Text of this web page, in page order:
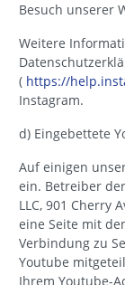
Besuch unserer
Weitere
( https://
Instagram.
d) Eingebettete
Auf einigen
ein. Betreiber
LLC, 901 Cherry
eine Seite mit
Verbindung zu
Youtube
Ihrem Youtube-